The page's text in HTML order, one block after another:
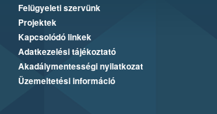
Felügyeleti szervünk
Projektek
Kapcsolódó linkek
Adatkezelési tájékoztató
Akadálymentességi nyilatkozat
Üzemeltetési információ